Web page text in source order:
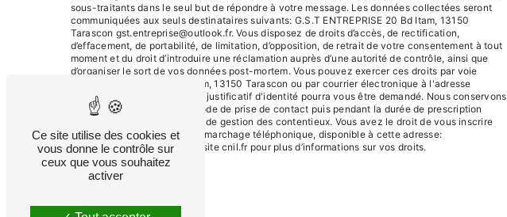
sous-traitants dans le seul but de répondre à votre message. Les données collectées seront
communiquées aux seuls destinataires suivants: G.S.T ENTREPRISE 20 Bd Itam, 13150
Tarascon gst.entreprise@outlook.fr. Vous disposez de droits d’accès, de rectification,
d’effacement, de portabilité, de limitation, d’opposition, de retrait de votre consentement à tout
moment et du droit d’introduire une réclamation auprès d’une autorité de contrôle, ainsi que
d’organiser le sort de vos données post-mortem. Vous pouvez exercer ces droits par voie
postale à l'adresse 20 Bd Itam, 13150 Tarascon ou par courrier électronique à l'adresse
gst.entreprise@outlook.fr. Un justificatif d'identité pourra vous être demandé. Nous conservons
vos données pendant la période de prise de contact puis pendant la durée de prescription
légale aux fins probatoires et de gestion des contentieux. Vous avez le droit de vous inscrire
sur la liste d'opposition au démarchage téléphonique, disponible à cette adresse:
Bloctel.gouv.fr. Consultez le site cnil.fr pour plus d’informations sur vos droits.
Ce site utilise des cookies et
vous donne le contrôle sur
ceux que vous souhaitez
activer